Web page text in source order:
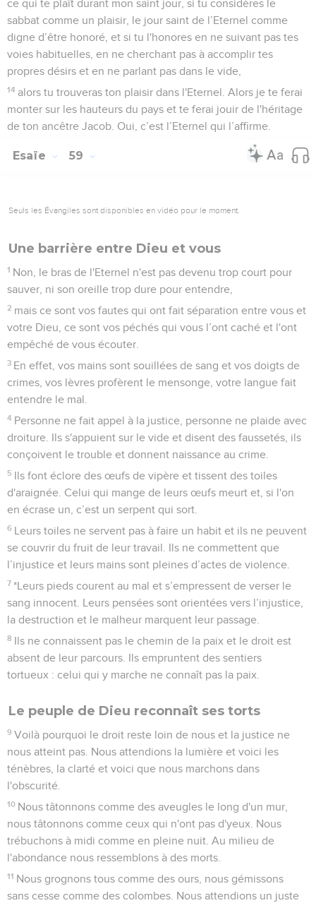
ce qui te plaît durant mon saint jour, si tu considères le
sabbat comme un plaisir, le jour saint de l’Eternel comme
digne d’être honoré, et si tu l'honores en ne suivant pas tes
voies habituelles, en ne cherchant pas à accomplir tes
propres désirs et en ne parlant pas dans le vide,
14 alors tu trouveras ton plaisir dans l'Eternel. Alors je te ferai
monter sur les hauteurs du pays et te ferai jouir de l'héritage
de ton ancêtre Jacob. Oui, c’est l’Eternel qui l’affirme.
Esaïe 59
Seuls les Évangiles sont disponibles en vidéo pour le moment.
Une barrière entre Dieu et vous
1 Non, le bras de l'Eternel n'est pas devenu trop court pour
sauver, ni son oreille trop dure pour entendre,
2 mais ce sont vos fautes qui ont fait séparation entre vous et
votre Dieu, ce sont vos péchés qui vous l’ont caché et l'ont
empêché de vous écouter.
3 En effet, vos mains sont souillées de sang et vos doigts de
crimes, vos lèvres profèrent le mensonge, votre langue fait
entendre le mal.
4 Personne ne fait appel à la justice, personne ne plaide avec
droiture. Ils s'appuient sur le vide et disent des faussetés, ils
conçoivent le trouble et donnent naissance au crime.
5 Ils font éclore des œufs de vipère et tissent des toiles
d'araignée. Celui qui mange de leurs œufs meurt et, si l'on
en écrase un, c’est un serpent qui sort.
6 Leurs toiles ne servent pas à faire un habit et ils ne peuvent
se couvrir du fruit de leur travail. Ils ne commettent que
l’injustice et leurs mains sont pleines d’actes de violence.
7 *Leurs pieds courent au mal et s’empressent de verser le
sang innocent. Leurs pensées sont orientées vers l’injustice,
la destruction et le malheur marquent leur passage.
8 Ils ne connaissent pas le chemin de la paix et le droit est
absent de leur parcours. Ils empruntent des sentiers
tortueux : celui qui y marche ne connaît pas la paix.
Le peuple de Dieu reconnaît ses torts
9 Voilà pourquoi le droit reste loin de nous et la justice ne
nous atteint pas. Nous attendions la lumière et voici les
ténèbres, la clarté et voici que nous marchons dans
l'obscurité.
10 Nous tâtonnons comme des aveugles le long d'un mur,
nous tâtonnons comme ceux qui n'ont pas d'yeux. Nous
trébuchons à midi comme en pleine nuit. Au milieu de
l'abondance nous ressemblons à des morts.
11 Nous grognons tous comme des ours, nous gémissons
sans cesse comme des colombes. Nous attendions un juste